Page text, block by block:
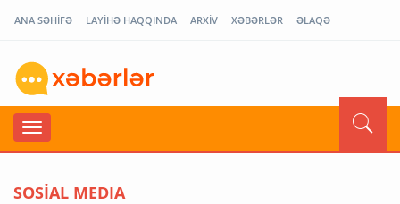
ANA SƏHİFƏ LAYİHƏ HAQQINDA ARXİV XƏBƏRLƏR ƏLAQƏ
SOSİAL MEDIA